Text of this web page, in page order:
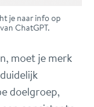
je naar info op
ChatGPT.
moet je merk
doelgroep,